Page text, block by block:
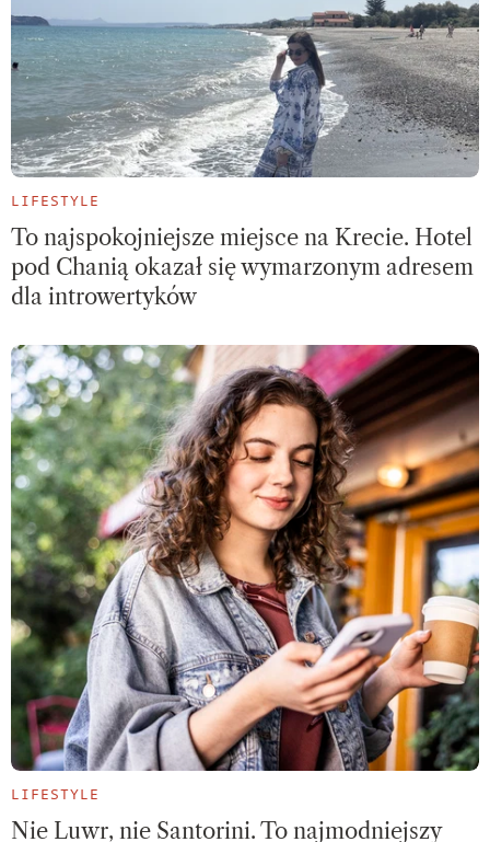
LIFESTYLE
To najspokojniejsze miejsce na Krecie. Hotel
pod Chanią okazał się wymarzonym adresem
dla introwertyków
LIFESTYLE
Nie Luwr, nie Santorini. To najmodniejszy